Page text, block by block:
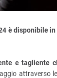
è disponibile
e tagliente
attraverso